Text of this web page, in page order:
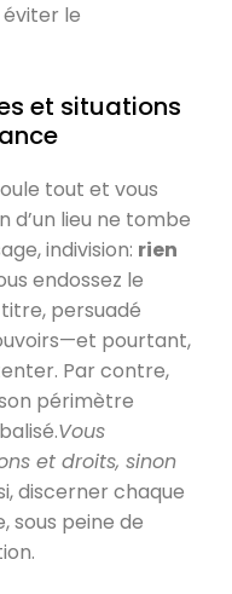
le
et situations
tout et vous
d’un lieu ne tombe
indivision: rien
endossez le
persuadé
pourtant,
Par contre,
périmètre
Vous
et droits, sinon
discerner chaque
sous peine de